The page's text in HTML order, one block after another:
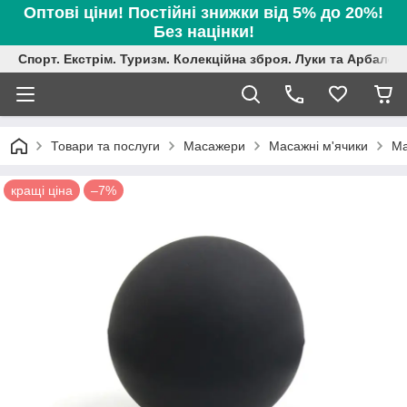
Оптові ціни! Постійні знижки від 5% до 20%!
Без націнки!
Спорт. Екстрім. Туризм. Колекційна зброя. Луки та
Товари та послуги Масажери Масажні м'ячики
кращі ціна –7%